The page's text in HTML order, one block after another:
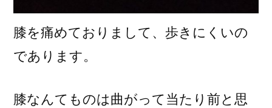
膝を痛めておりまして、歩きにくいの
であります。
膝なんてものは曲がって当たり前と思